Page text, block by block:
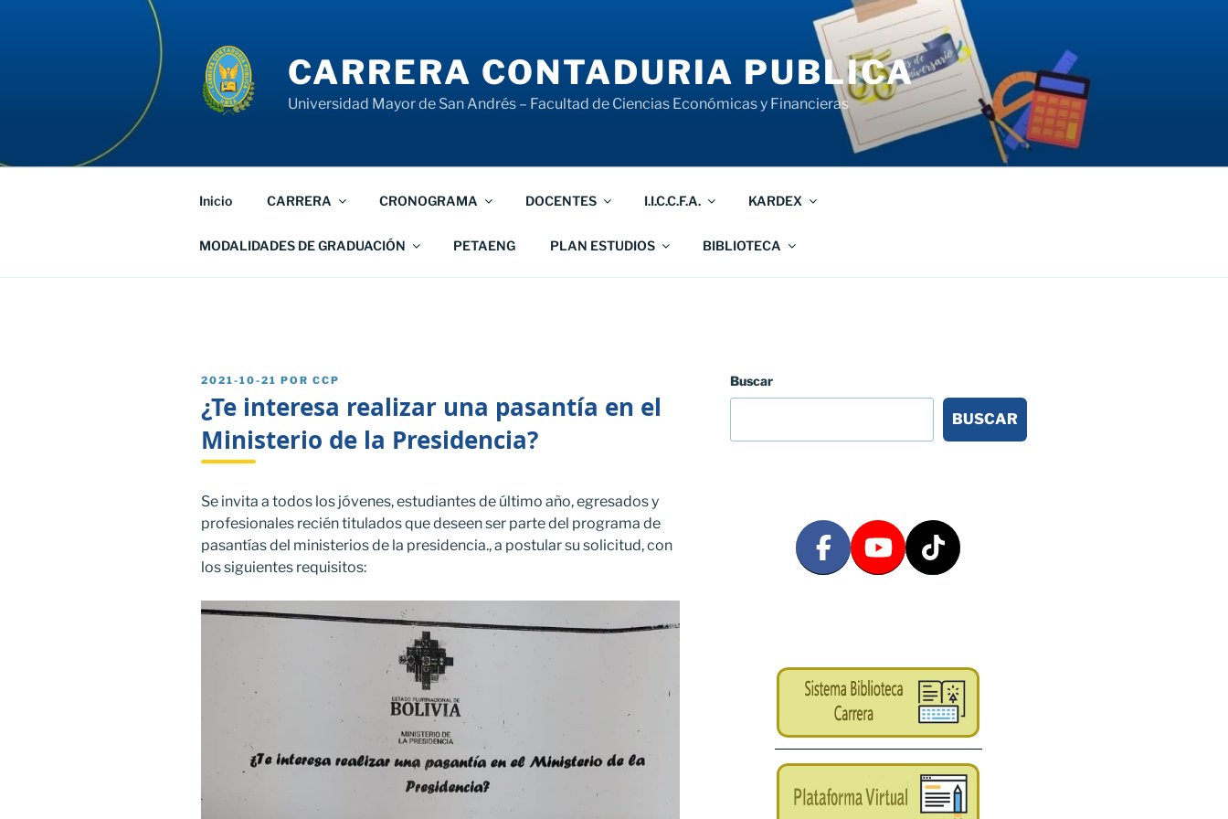
CARRERA CONTADURIA PUBLICA
Universidad Mayor de San Andrés – Facultad de Ciencias Económicas y Financieras
Inicio CARRERA CRONOGRAMA DOCENTES I.I.C.C.F.A. KARDEX
MODALIDADES DE GRADUACIÓN PETAENG PLAN ESTUDIOS BIBLIOTECA
PUBLICADO
2021-10-21 POR CCP
¿Te interesa realizar una pasantía en el
Ministerio de la Presidencia?
Se invita a todos los jóvenes, estudiantes de último año, egresados y
profesionales recién titulados que deseen ser parte del programa de
pasantías del ministerios de la presidencia., a postular su solicitud, con
los siguientes requisitos:
Buscar
BUSCAR